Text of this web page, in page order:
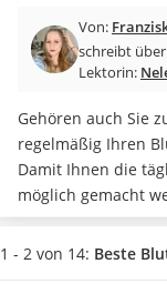
Masturbator
Massagepistole
Reisehaartrockner
Eiweißpulver
Magnesiumpräparat
Katzenklappe
Nackenmassagegerät
Zeckenschutz Katze
Von:
schreibt
Lektorin:
Gehören auch Sie
regelmäßig Ihren
Damit Ihnen die
möglich gemacht
hochwertiges
Sie sollte der
1 - 2 von 14: Beste